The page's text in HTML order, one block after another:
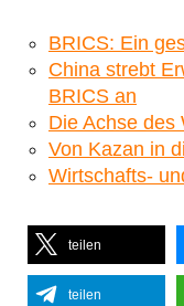
BRICS: Ein
China strebt
BRICS an
Die Achse des
Von Kazan in
Wirtschafts-
teilen
teilen